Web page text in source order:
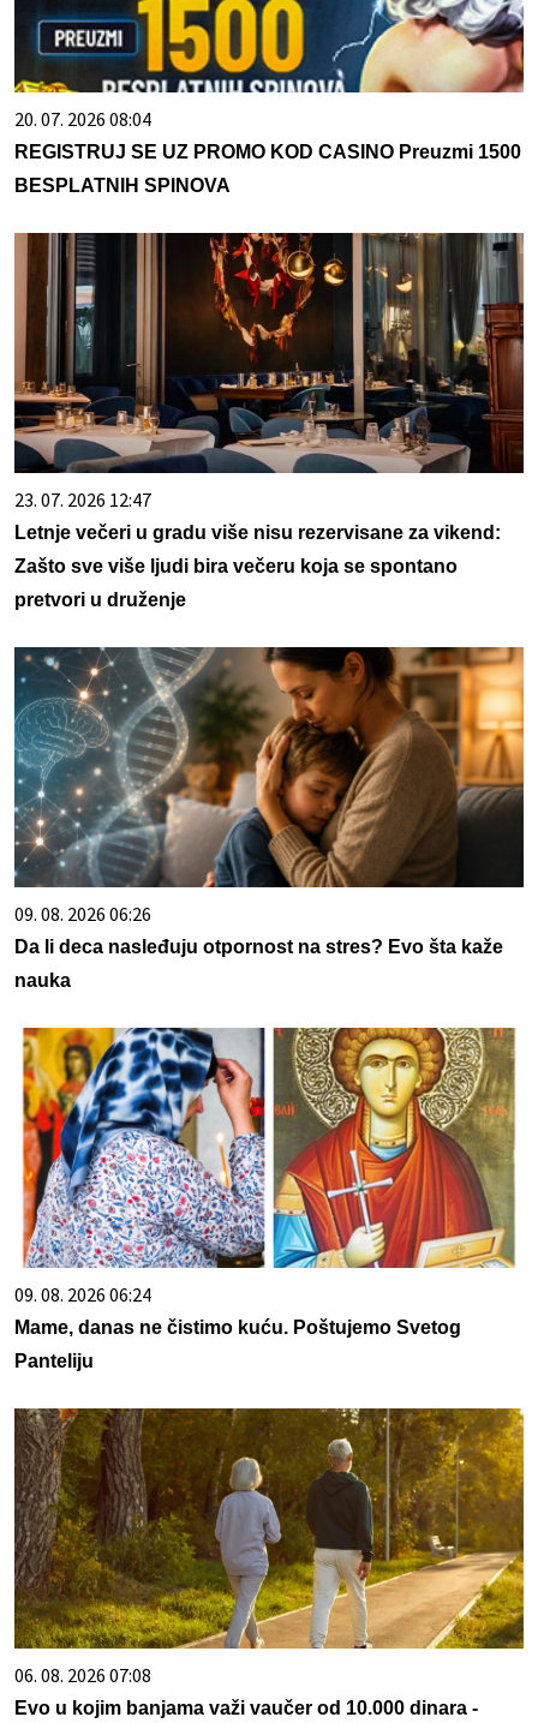
20. 07. 2026 08:04
REGISTRUJ SE UZ PROMO KOD CASINO Preuzmi 1500
BESPLATNIH SPINOVA
23. 07. 2026 12:47
Letnje večeri u gradu više nisu rezervisane za vikend:
Zašto sve više ljudi bira večeru koja se spontano
pretvori u druženje
09. 08. 2026 06:26
Da li deca nasleđuju otpornost na stres? Evo šta kaže
nauka
09. 08. 2026 06:24
Mame, danas ne čistimo kuću. Poštujemo Svetog
Panteliju
06. 08. 2026 07:08
Evo u kojim banjama važi vaučer od 10.000 dinara -